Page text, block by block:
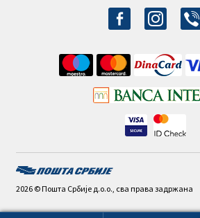
facebook-
alt
instagram
viber
2026 © Пошта Србије д.о.о., сва права задржана